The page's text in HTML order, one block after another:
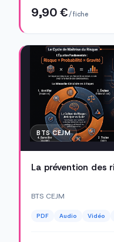
9,90 €/ fiche
BTS CEJM
La prévention des
BTS CEJM
PDF Audio Vidéo